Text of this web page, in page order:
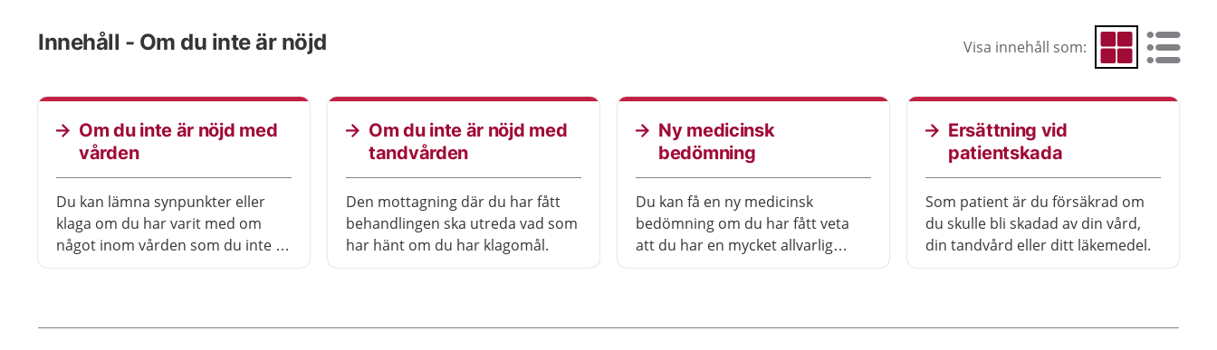
Innehåll - Om du inte är nöjd Visa innehåll som: Visa som rutnät
Visa som
Om du inte är nöjd med
vården
Du kan lämna synpunkter eller
klaga om du har varit med om
något inom vården som du inte är
Om du inte är nöjd med
tandvården
Den mottagning där du har fått
behandlingen ska utreda vad som
har hänt om du har klagomål.
Ny medicinsk
bedömning
Du kan få en ny medicinsk
bedömning om du har fått veta
att du har en mycket allvarlig
skada. Syftet är att du ska känna
Ersättning vid
patientskada
Som patient är du försäkrad om
du skulle bli skadad av din vård,
din tandvård eller ditt läkemedel.